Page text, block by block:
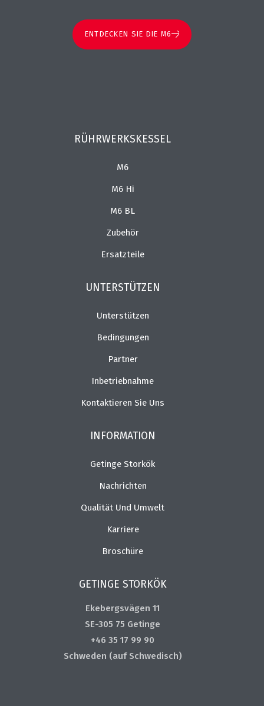
ENTDECKEN SIE DIE M6
RÜHRWERKSKESSEL
M6
M6 Hi
M6 BL
Zubehör
Ersatzteile
UNTERSTÜTZEN
Unterstützen
Bedingungen
Partner
Inbetriebnahme
Kontaktieren Sie Uns
INFORMATION
Getinge Storkök
Nachrichten
Qualität Und Umwelt
Karriere
Broschüre
GETINGE STORKÖK
Ekebergsvägen 11
SE-305 75 Getinge
+46 35 17 99 90
Schweden (auf Schwedisch)